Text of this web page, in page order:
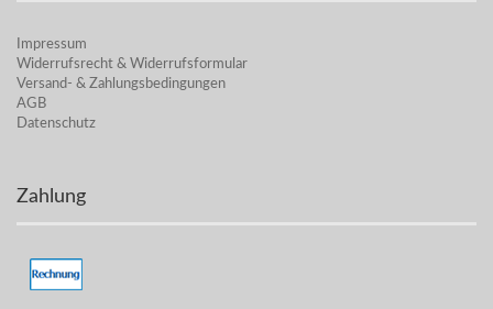
Impressum
Widerrufsrecht & Widerrufsformular
Versand- & Zahlungsbedingungen
AGB
Datenschutz
Zahlung